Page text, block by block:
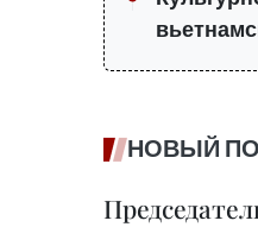
НОВЫЙ